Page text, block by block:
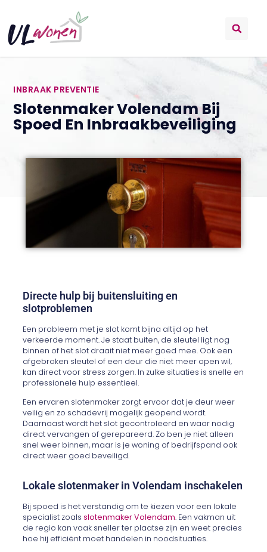
INBRAAK PREVENTIE
Slotenmaker Volendam Bij
Spoed En Inbraakbeveiliging
Directe hulp bij buitensluiting en
slotproblemen
Een probleem met je slot komt bijna altijd op het
verkeerde moment. Je staat buiten, de sleutel ligt nog
binnen of het slot draait niet meer goed mee. Ook een
afgebroken sleutel of een deur die niet meer open wil,
kan direct voor stress zorgen. In zulke situaties is snelle en
professionele hulp essentieel.
Een ervaren slotenmaker zorgt ervoor dat je deur weer
veilig en zo schadevrij mogelijk geopend wordt.
Daarnaast wordt het slot gecontroleerd en waar nodig
direct vervangen of gerepareerd. Zo ben je niet alleen
snel weer binnen, maar is je woning of bedrijfspand ook
direct weer goed beveiligd.
Lokale slotenmaker in Volendam inschakelen
Bij spoed is het verstandig om te kiezen voor een lokale
specialist zoalsslotenmaker Volendam. Een vakman uit
de regio kan vaak sneller ter plaatse zijn en weet precies
hoe hij efficiënt moet handelen in noodsituaties.